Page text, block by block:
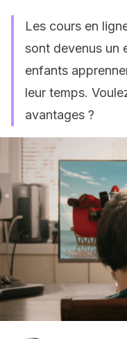
Les cours en
sont devenus un
enfants
leur temps.
avantages ?